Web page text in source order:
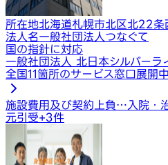
所在地北海道札幌市北区北22
法人名一般社団法人つなぐて
国の指針に対応
一般社団法人 北日本シルバーラ
全国11箇所のサービス窓口展開中
施設費用及び契約上負… 入院・
元引受+3件